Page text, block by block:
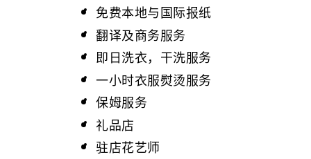
免费本地与国际报纸
翻译及商务服务
即日洗衣，干洗服务
一小时衣服熨烫服务
保姆服务
礼品店
驻店花艺师